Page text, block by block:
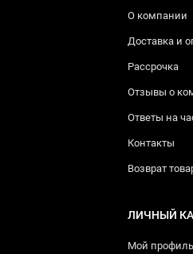
О компании
Доставка и
Рассрочка
Отзывы о
Ответы на
Контакты
Возврат
ЛИЧНЫЙ
Мой профиль